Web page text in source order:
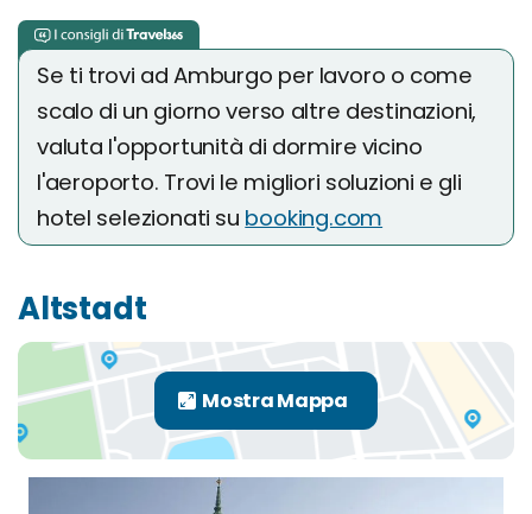
Se ti trovi ad Amburgo per lavoro o come
scalo di un giorno verso altre destinazioni,
valuta l'opportunità di dormire vicino
l'aeroporto. Trovi le migliori soluzioni e gli
hotel selezionati su booking.com
Altstadt